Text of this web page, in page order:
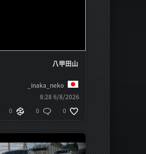
八甲田山
inaka_neko_
6/8/2026 8:28
0
0
0